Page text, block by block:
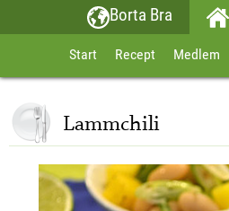
Borta Bra
Start Recept Medlem
Lammchili